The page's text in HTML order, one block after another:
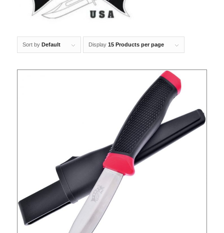
Sort by Default Display 15 Products per page